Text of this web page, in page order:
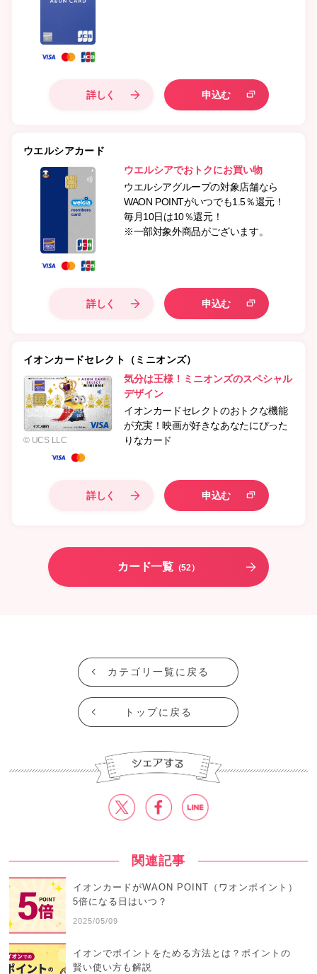
詳しく 申込む
ウエルシアカード
ウエルシアでおトクにお買い物
ウエルシアグループの対象店舗なら
WAON POINTがいつでも1.5％還元！
毎月10日は10％還元！
※一部対象外商品がございます。
詳しく 申込む
イオンカードセレクト（ミニオンズ）
© UCS LLC
気分は王様！ミニオンズのスペシャル
デザイン
イオンカードセレクトのおトクな機能
が充実！映画が好きなあなたにぴった
りなカード
詳しく 申込む
カード一覧（52）
カテゴリ一覧に戻る
トップに戻る
関連記事
イオンカードがWAON POINT（ワオンポイント）
5倍になる日はいつ？
2025/05/09
イオンでポイントをためる方法とは？ポイントの
賢い使い方も解説